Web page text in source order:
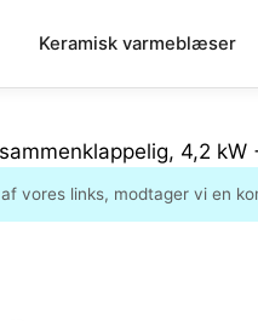
Keramisk varmeblæser
4,2
vores links, modtager vi en